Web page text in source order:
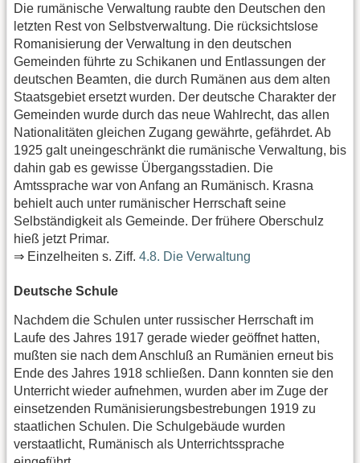
Die rumänische Verwaltung raubte den Deutschen den
letzten Rest von Selbstverwaltung. Die rücksichtslose
Romanisierung der Verwaltung in den deutschen
Gemeinden führte zu Schikanen und Entlassungen der
deutschen Beamten, die durch Rumänen aus dem alten
Staatsgebiet ersetzt wurden. Der deutsche Charakter der
Gemeinden wurde durch das neue Wahlrecht, das allen
Nationalitäten gleichen Zugang gewährte, gefährdet. Ab
1925 galt uneingeschränkt die rumänische Verwaltung, bis
dahin gab es gewisse Übergangsstadien. Die
Amtssprache war von Anfang an Rumänisch. Krasna
behielt auch unter rumänischer Herrschaft seine
Selbständigkeit als Gemeinde. Der frühere Oberschulz
hieß jetzt Primar.
⇒ Einzelheiten s. Ziff. 4.8. Die Verwaltung
Deutsche Schule
Nachdem die Schulen unter russischer Herrschaft im
Laufe des Jahres 1917 gerade wieder geöffnet hatten,
mußten sie nach dem Anschluß an Rumänien erneut bis
Ende des Jahres 1918 schließen. Dann konnten sie den
Unterricht wieder aufnehmen, wurden aber im Zuge der
einsetzenden Rumänisierungsbestrebungen 1919 zu
staatlichen Schulen. Die Schulgebäude wurden
verstaatlicht, Rumänisch als Unterrichtssprache